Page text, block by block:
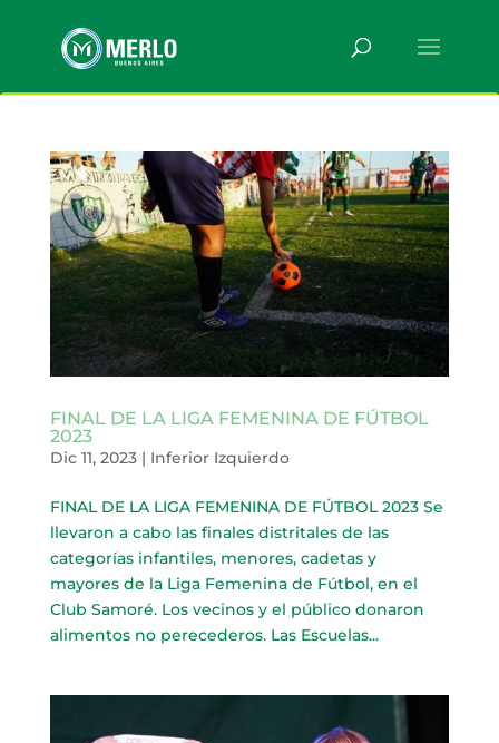
FINAL DE LA LIGA FEMENINA DE FÚTBOL
2023
Dic 11, 2023| Inferior Izquierdo
FINAL DE LA LIGA FEMENINA DE FÚTBOL 2023 Se
llevaron a cabo las finales distritales de las
categorías infantiles, menores, cadetas y
mayores de la Liga Femenina de Fútbol, en el
Club Samoré. Los vecinos y el público donaron
alimentos no perecederos. Las Escuelas...